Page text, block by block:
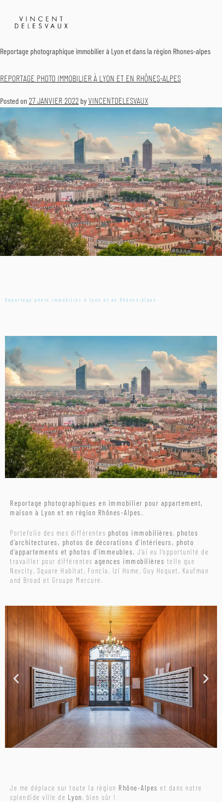
VINCENT DELESVAUX
Photographe Vidéaste Corporate Lyon
Catégorie :Reportage immobilier
Reportage photographique immobilier à Lyon et dans la région Rhones-alpes
REPORTAGE PHOTO IMMOBILIER À LYON ET EN RHÔNES-ALPES
Posted on 27 JANVIER 2022 byVINCENTDELESVAUX
Reportage photo immobilier à Lyon et en Rhônes-Alpes
Reportage photographiques en immobilier pour appartement,
maison à Lyon et en région Rhônes-Alpes.
Portefolio des mes différentes photos immobilières, photos
d’architectures, photos de décorations d’intérieurs, photo
d’appartements et photos d’immeubles. J’ai eu l’opportunité de
travailler pour différentes agences immobilières telle que
Nexcity, Square Habitat, Foncia, Izi Home, Guy Hoquet, Kaufman
and Broad et Groupe Mercure.
Je me déplace sur toute la région Rhône-Alpes et dans notre
splendide ville de Lyon, bien sûr !